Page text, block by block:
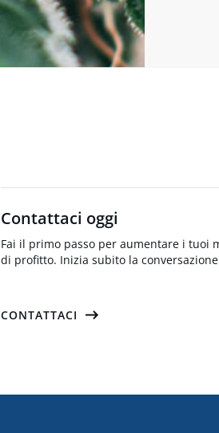
Contattaci oggi
Fai il primo passo per aumentare i tuoi
di profitto. Inizia subito la
CONTATTACI